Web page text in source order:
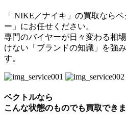
「 NIKE／ナイキ」の買取なら
ー」にお任せください。
専門のバイヤーが日々変わる相
けない「ブランドの知識」を強
す。
ベクトルなら
こんな状態のものでも買取できま